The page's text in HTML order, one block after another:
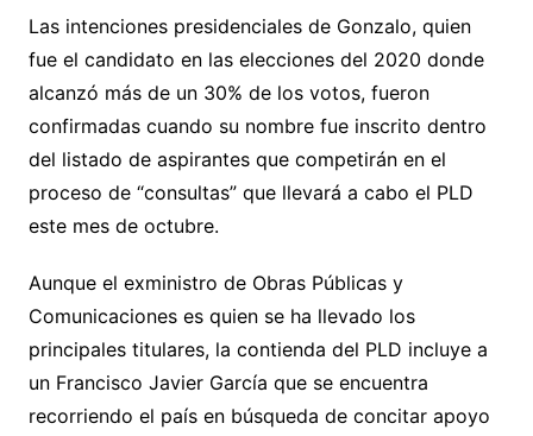
Las intenciones presidenciales de Gonzalo, quien
fue el candidato en las elecciones del 2020 donde
alcanzó más de un 30% de los votos, fueron
confirmadas cuando su nombre fue inscrito dentro
del listado de aspirantes que competirán en el
proceso de “consultas” que llevará a cabo el PLD
este mes de octubre.
Aunque el exministro de Obras Públicas y
Comunicaciones es quien se ha llevado los
principales titulares, la contienda del PLD incluye a
un Francisco Javier García que se encuentra
recorriendo el país en búsqueda de concitar apoyo